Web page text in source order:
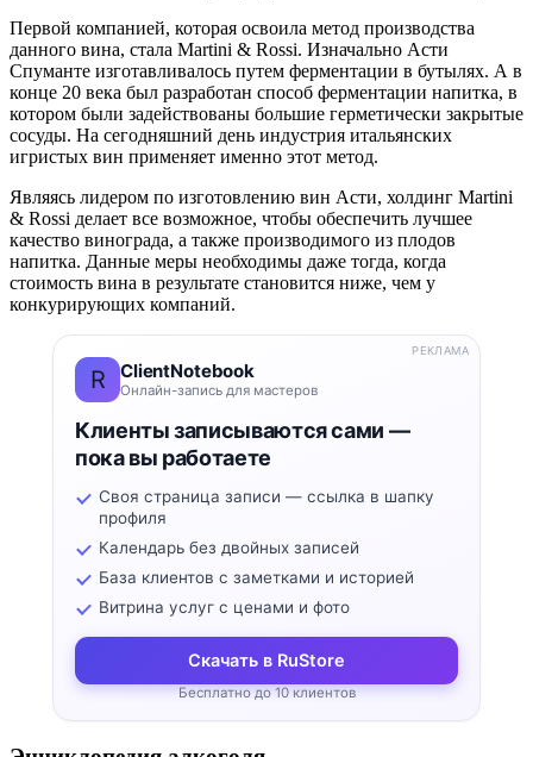
Первой компанией, которая освоила метод производства
данного вина, стала Martini & Rossi. Изначально Асти
Спуманте изготавливалось путем ферментации в бутылях. А в
конце 20 века был разработан способ ферментации напитка, в
котором были задействованы большие герметически закрытые
сосуды. На сегодняшний день индустрия итальянских
игристых вин применяет именно этот метод.
Являясь лидером по изготовлению вин Асти, холдинг Martini
& Rossi делает все возможное, чтобы обеспечить лучшее
качество винограда, а также производимого из плодов
напитка. Данные меры необходимы даже тогда, когда
стоимость вина в результате становится ниже, чем у
конкурирующих компаний.
R ClientNotebook
Онлайн-запись для мастеров
Клиенты записываются сами —
пока вы работаете
Своя страница записи — ссылка в шапку
профиля
Календарь без двойных записей
База клиентов с заметками и историей
Витрина услуг с ценами и фото
Скачать в RuStore
Бесплатно до 10 клиентов
РЕКЛАМА